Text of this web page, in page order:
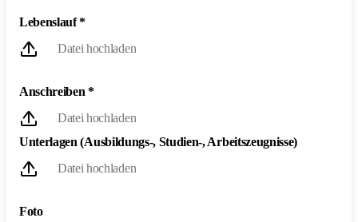
Lebenslauf*
Datei hochladen
Anschreiben*
Datei hochladen
Unterlagen (Ausbildungs-, Studien-, Arbeitszeugnisse)
Datei hochladen
Foto